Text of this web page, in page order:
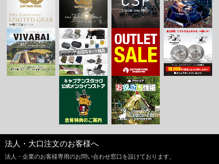
法人・大口注文のお客様へ
法人・企業のお客様専用のお問い合わせ窓口を設けております。